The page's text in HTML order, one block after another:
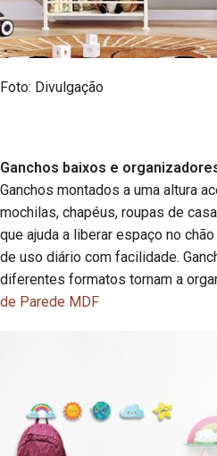
Foto: Divulgação
Ganchos baixos e
Ganchos montados a uma altura
mochilas, chapéus, roupas de
que ajuda a liberar espaço no
de uso diário com facilidade.
diferentes formatos tornam a
de Parede MDF